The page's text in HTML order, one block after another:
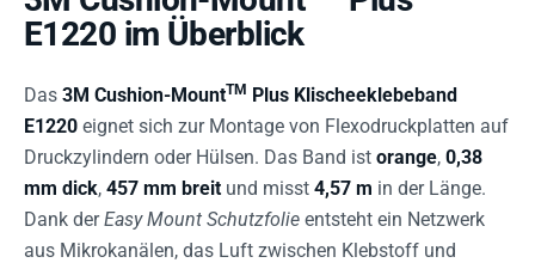
E1220 im Überblick
Das 3M Cushion-MountTM Plus Klischeeklebeband
E1220 eignet sich zur Montage von Flexodruckplatten auf
Druckzylindern oder Hülsen. Das Band ist orange, 0,38
mm dick, 457 mm breit und misst 4,57 m in der Länge.
Dank derEasy Mount Schutzfolie entsteht ein Netzwerk
aus Mikrokanälen, das Luft zwischen Klebstoff und